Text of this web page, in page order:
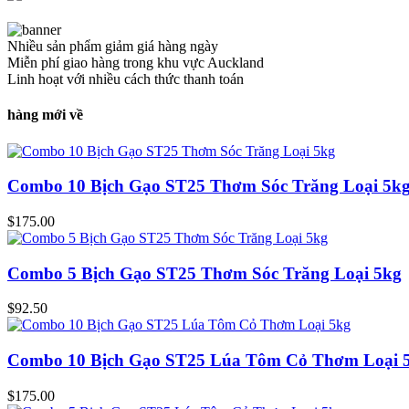
Nhiều sản phẩm giảm giá hàng ngày
Miễn phí giao hàng trong khu vực Auckland
Linh hoạt với nhiều cách thức thanh toán
hàng mới về
Combo 10 Bịch Gạo ST25 Thơm Sóc Trăng Loại
$175.00
Combo 5 Bịch Gạo ST25 Thơm Sóc Trăng Loại 5kg
$92.50
Combo 10 Bịch Gạo ST25 Lúa Tôm Cỏ Thơm Loại
$175.00